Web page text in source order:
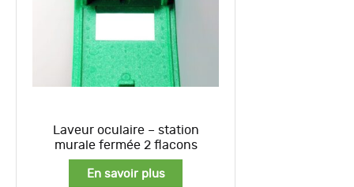
Laveur oculaire – station
murale fermée 2 flacons
En savoir plus